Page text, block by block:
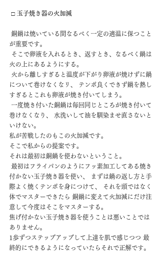
□ 玉子焼き器の火加減
が重要です。
火の上にあるようにする。
について巻けなくなリ、 テンポ良くできず鍋を熱し
すぎるとこれも卵液が焼き付いてしまう。
巻けなくなり、 水洗いして油を馴染ませ直さないと
いけない。
私が苦戦したのもこの火加減です。
そこで私からの提案です。
それは最初は銅鍋を使わないということ。
付かない玉子焼き器を使い、 まずは鍋の返し方と手
際よく焼くテンポを身につけて、 それを頭ではなく
体でマスターできたら 銅鍋に変えて火加減にだけ注
意して今度はそこをマスターする。
焦げ付かない玉子焼き器を使うことは悪いことでは
ありません。
1歩ずつステップアップして上達を肌で感じつつ 最
終的にできるようになっていたらそれで正解です。